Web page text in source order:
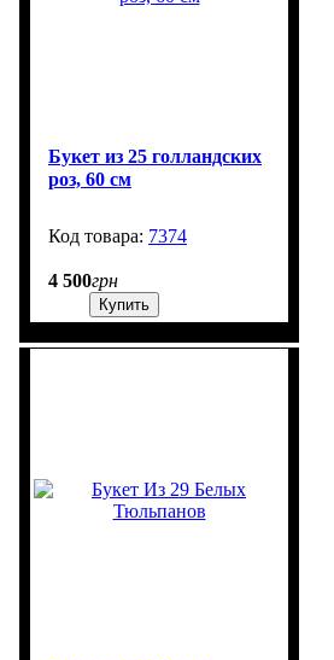
Букет из 25 голландских
роз, 60 см
7374
4 500грн
Купить